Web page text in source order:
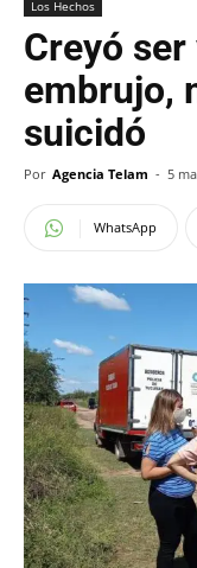
Los Hechos
Creyó
embrujo,
suicidó
Por Agencia Telam - 5
WhatsApp